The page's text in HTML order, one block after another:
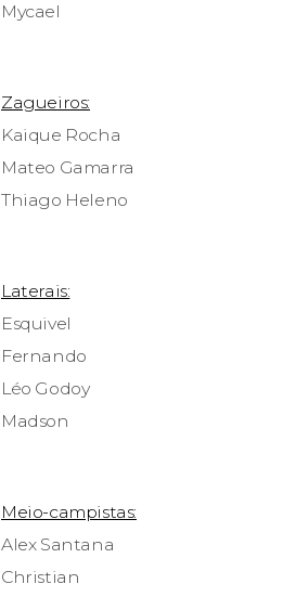
Mycael
Zagueiros:
Kaique Rocha
Mateo Gamarra
Thiago Heleno
Laterais:
Esquivel
Fernando
Léo Godoy
Madson
Meio-campistas:
Alex Santana
Christian